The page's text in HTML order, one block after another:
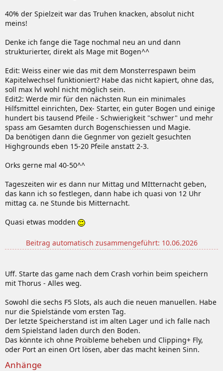
40% der Spielzeit war das Truhen knacken, absolut nicht
meins!
Denke ich fange die Tage nochmal neu an und dann
strukturierter, direkt als Mage mit Bogen^^
Edit: Weiss einer wie das mit dem Monsterrespawn beim
Kapitelwechsel funktioniert? Habe das nicht kapiert, ohne das,
soll max lvl wohl nicht möglich sein.
Edit2: Werde mir für den nächsten Run ein minimales
Hilfsmittel einrichten, Dex- Starter, ein guter Bogen und einige
hundert bis tausend Pfeile - Schwierigkeit "schwer" und mehr
spass am Gesamten durch Bogenschiessen und Magie.
Da benötigen dann die Gegnmer von gezielt gesuchten
Highgrounds eben 15-20 Pfeile anstatt 2-3.
Orks gerne mal 40-50^^
Tageszeiten wir es dann nur Mittag und MItternacht geben,
das kann ich so festlegen, dann habe ich quasi von 12 Uhr
mittag ca. ne Stunde bis Mitternacht.
Quasi etwas modden
Beitrag automatisch zusammengeführt: 10.06.2026
Uff. Starte das game nach dem Crash vorhin beim speichern
mit Thorus - Alles weg.
Sowohl die sechs F5 Slots, als auch die neuen manuellen. Habe
nur die Spielstände vom ersten Tag.
Der letzte Speicherstand ist im alten Lager und ich falle nach
dem Spielstand laden durch den Boden.
Das könnte ich ohne Proibleme beheben und Clipping+ Fly,
oder Port an einen Ort lösen, aber das macht keinen Sinn.
Anhänge